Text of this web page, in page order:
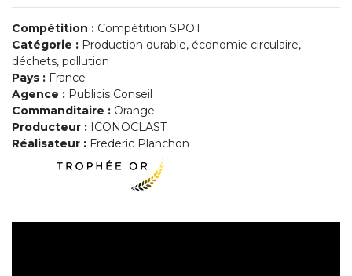
Compétition : Compétition SPOT
Catégorie : Production durable, économie circulaire,
déchets, pollution
Pays : France
Agence : Publicis Conseil
Commanditaire : Orange
Producteur : ICONOCLAST
Réalisateur : Frederic Planchon